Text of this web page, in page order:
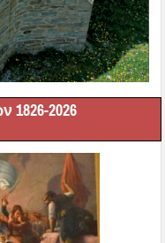
1826-2026